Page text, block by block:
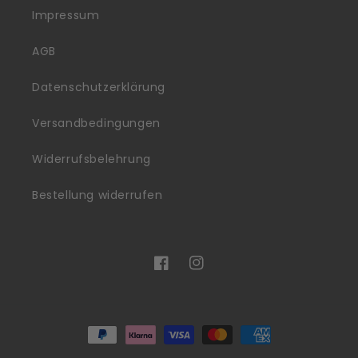
Impressum
AGB
Datenschutzerklärung
Versandbedingungen
Widerrufsbelehrung
Bestellung widerrufen
FacebookInstagram
Zahlungsmethoden